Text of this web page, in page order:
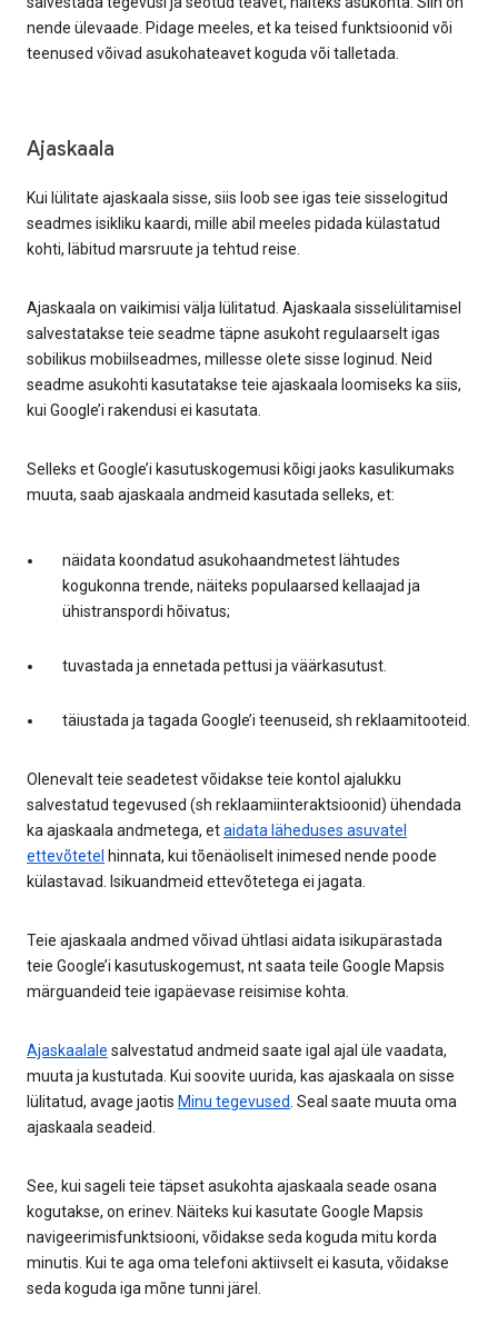
nende ülevaade. Pidage meeles, et ka teised funktsioonid või
teenused võivad asukohateavet koguda või talletada.
Ajaskaala
Kui lülitate ajaskaala sisse, siis loob see igas teie sisselogitud
seadmes isikliku kaardi, mille abil meeles pidada külastatud
kohti, läbitud marsruute ja tehtud reise.
Ajaskaala on vaikimisi välja lülitatud. Ajaskaala sisselülitamisel
salvestatakse teie seadme täpne asukoht regulaarselt igas
sobilikus mobiilseadmes, millesse olete sisse loginud. Neid
seadme asukohti kasutatakse teie ajaskaala loomiseks ka siis,
kui Google’i rakendusi ei kasutata.
Selleks et Google’i kasutuskogemusi kõigi jaoks kasulikumaks
muuta, saab ajaskaala andmeid kasutada selleks, et:
näidata koondatud asukohaandmetest lähtudes
kogukonna trende, näiteks populaarsed kellaajad ja
ühistranspordi hõivatus;
tuvastada ja ennetada pettusi ja väärkasutust.
täiustada ja tagada Google’i teenuseid, sh reklaamitooteid.
Olenevalt teie seadetest võidakse teie kontol ajalukku
salvestatud tegevused (sh reklaamiinteraktsioonid) ühendada
ka ajaskaala andmetega, etaidata läheduses asuvatel
ettevõtetel hinnata, kui tõenäoliselt inimesed nende poode
külastavad. Isikuandmeid ettevõtetega ei jagata.
Teie ajaskaala andmed võivad ühtlasi aidata isikupärastada
teie Google’i kasutuskogemust, nt saata teile Google Mapsis
märguandeid teie igapäevase reisimise kohta.
Ajaskaalale salvestatud andmeid saate igal ajal üle vaadata,
muuta ja kustutada. Kui soovite uurida, kas ajaskaala on sisse
lülitatud, avage jaotis Minu tegevused. Seal saate muuta oma
ajaskaala seadeid.
See, kui sageli teie täpset asukohta ajaskaala seade osana
kogutakse, on erinev. Näiteks kui kasutate Google Mapsis
navigeerimisfunktsiooni, võidakse seda koguda mitu korda
minutis. Kui te aga oma telefoni aktiivselt ei kasuta, võidakse
seda koguda iga mõne tunni järel.